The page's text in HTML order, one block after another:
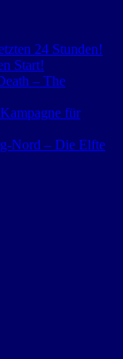
24 Stunden!
Start!
– The
für
Nord – Die Elfte